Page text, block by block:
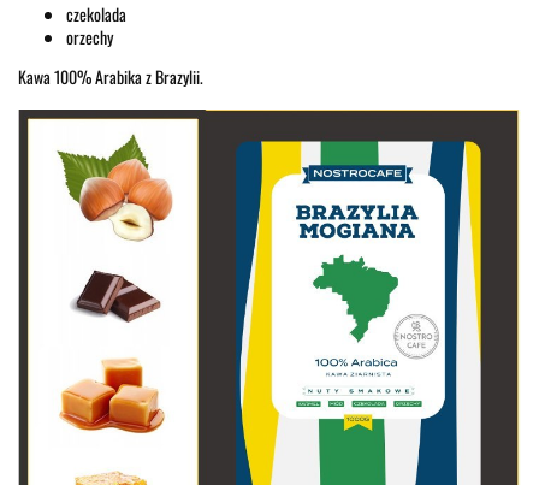
czekolada
orzechy
Kawa 100% Arabika z Brazylii.